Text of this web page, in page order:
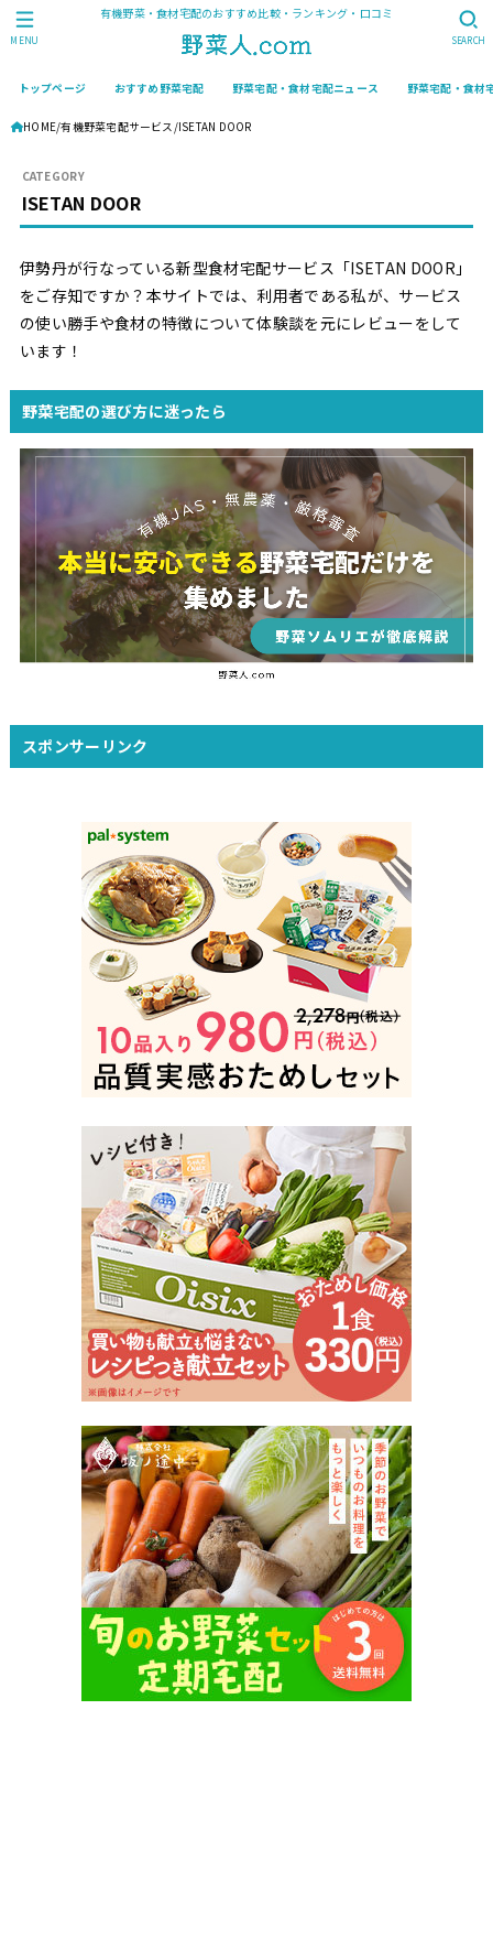
有機野菜・食材宅配のおすすめ比較・ランキング・口コミ
トップページ おすすめ野菜宅配 野菜宅配・食材宅配ニュース 野菜宅配・食材
SEARCH
MENU
HOME 有機野菜宅配サービス ISETAN DOOR
ISETAN DOOR
伊勢丹が行なっている新型食材宅配サービス「ISETAN DOOR」
をご存知ですか？本サイトでは、利用者である私が、サービス
の使い勝手や食材の特徴について体験談を元にレビューをして
います！
野菜宅配の選び方に迷ったら
スポンサーリンク